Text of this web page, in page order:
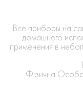
Все приборы на
домашнего
применения в
Фізична